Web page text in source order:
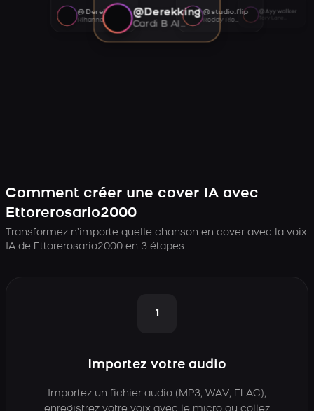
@Derekking
Cardi B AI voice
@studio.flip
Roddy Ricch AI voice
@Ayywalker
@Derekking
Rihanna AI voice
Comment créer une cover IA avec
Ettorerosario2000
Transformez n’importe quelle chanson en cover avec la voix
IA de Ettorerosario2000 en 3 étapes
1
Importez votre audio
Importez un fichier audio (MP3, WAV, FLAC),